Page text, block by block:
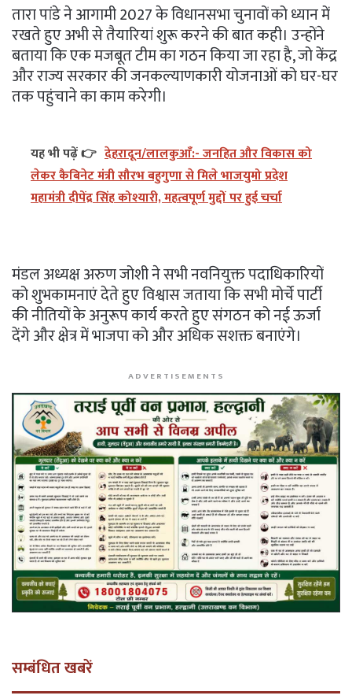
तारा पांडे ने आगामी 2027 के विधानसभा चुनावों को ध्यान में
रखते हुए अभी से तैयारियां शुरू करने की बात कही। उन्होंने
बताया कि एक मजबूत टीम का गठन किया जा रहा है, जो केंद्र
और राज्य सरकार की जनकल्याणकारी योजनाओं को घर-घर
तक पहुंचाने का काम करेगी।
यह भी पढ़ें 👉 देहरादून/लालकुआँ:- जनहित और विकास को
लेकर कैबिनेट मंत्री सौरभ बहुगुणा से मिले भाजयुमो प्रदेश
महामंत्री दीपेंद्र सिंह कोश्यारी, महत्वपूर्ण मुद्दों पर हुई चर्चा
मंडल अध्यक्ष अरुण जोशी ने सभी नवनियुक्त पदाधिकारियों
को शुभकामनाएं देते हुए विश्वास जताया कि सभी मोर्चे पार्टी
की नीतियों के अनुरूप कार्य करते हुए संगठन को नई ऊर्जा
देंगे और क्षेत्र में भाजपा को और अधिक सशक्त बनाएंगे।
ADVERTISEMENTS
सम्बंधित खबरें